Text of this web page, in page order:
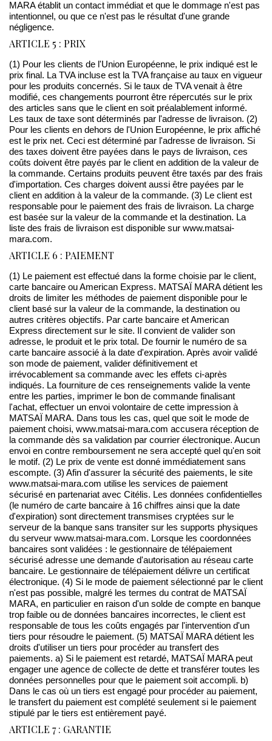
MARA établit un contact immédiat et que le dommage n'est pas
intentionnel, ou que ce n'est pas le résultat d'une grande
négligence.
ARTICLE 5 : PRIX
(1) Pour les clients de l'Union Européenne, le prix indiqué est le
prix final. La TVA incluse est la TVA française au taux en vigueur
pour les produits concernés. Si le taux de TVA venait à être
modifié, ces changements pourront être répercutés sur le prix
des articles sans que le client en soit préalablement informé.
Les taux de taxe sont déterminés par l'adresse de livraison. (2)
Pour les clients en dehors de l'Union Européenne, le prix affiché
est le prix net. Ceci est déterminé par l'adresse de livraison. Si
des taxes doivent être payées dans le pays de livraison, ces
coûts doivent être payés par le client en addition de la valeur de
la commande. Certains produits peuvent être taxés par des frais
d'importation. Ces charges doivent aussi être payées par le
client en addition à la valeur de la commande. (3) Le client est
responsable pour le paiement des frais de livraison. La charge
est basée sur la valeur de la commande et la destination. La
liste des frais de livraison est disponible sur www.matsai-
mara.com.
ARTICLE 6 : PAIEMENT
(1) Le paiement est effectué dans la forme choisie par le client,
carte bancaire ou American Express. MATSAÏ MARA détient les
droits de limiter les méthodes de paiement disponible pour le
client basé sur la valeur de la commande, la destination ou
autres critères objectifs. Par carte bancaire et American
Express directement sur le site. Il convient de valider son
adresse, le produit et le prix total. De fournir le numéro de sa
carte bancaire associé à la date d'expiration. Après avoir validé
son mode de paiement, valider définitivement et
irrévocablement sa commande avec les effets ci-après
indiqués. La fourniture de ces renseignements valide la vente
entre les parties, imprimer le bon de commande finalisant
l'achat, effectuer un envoi volontaire de cette impression à
MATSAÏ MARA. Dans tous les cas, quel que soit le mode de
paiement choisi, www.matsai-mara.com accusera réception de
la commande dès sa validation par courrier électronique. Aucun
envoi en contre remboursement ne sera accepté quel qu'en soit
le motif. (2) Le prix de vente est donné immédiatement sans
escompte. (3) Afin d'assurer la sécurité des paiements, le site
www.matsai-mara.com utilise les services de paiement
sécurisé en partenariat avec Citélis. Les données confidentielles
(le numéro de carte bancaire à 16 chiffres ainsi que la date
d'expiration) sont directement transmises cryptées sur le
serveur de la banque sans transiter sur les supports physiques
du serveur www.matsai-mara.com. Lorsque les coordonnées
bancaires sont validées : le gestionnaire de télépaiement
sécurisé adresse une demande d'autorisation au réseau carte
bancaire. Le gestionnaire de télépaiement délivre un certificat
électronique. (4) Si le mode de paiement sélectionné par le client
n'est pas possible, malgré les termes du contrat de MATSAÏ
MARA, en particulier en raison d'un solde de compte en banque
trop faible ou de données bancaires incorrectes, le client est
responsable de tous les coûts engagés par l'intervention d'un
tiers pour résoudre le paiement. (5) MATSAÏ MARA détient les
droits d'utiliser un tiers pour procéder au transfert des
paiements. a) Si le paiement est retardé, MATSAÏ MARA peut
engager une agence de collecte de dette et transférer toutes les
données personnelles pour que le paiement soit accompli. b)
Dans le cas où un tiers est engagé pour procéder au paiement,
le transfert du paiement est complété seulement si le paiement
stipulé par le tiers est entièrement payé.
ARTICLE 7 : GARANTIE